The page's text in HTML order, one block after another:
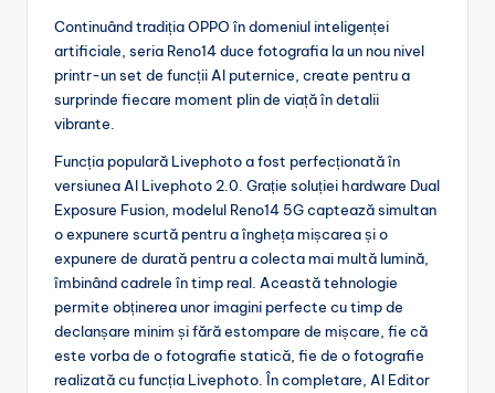
Continuând tradiția OPPO în domeniul inteligenței
artificiale, seria Reno14 duce fotografia la un nou nivel
printr-un set de funcții AI puternice, create pentru a
surprinde fiecare moment plin de viață în detalii
vibrante.
Funcția populară Livephoto a fost perfecționată în
versiunea AI Livephoto 2.0. Grație soluției hardware Dual
Exposure Fusion, modelul Reno14 5G captează simultan
o expunere scurtă pentru a îngheța mișcarea și o
expunere de durată pentru a colecta mai multă lumină,
îmbinând cadrele în timp real. Această tehnologie
permite obținerea unor imagini perfecte cu timp de
declanșare minim și fără estompare de mișcare, fie că
este vorba de o fotografie statică, fie de o fotografie
realizată cu funcția Livephoto. În completare, AI Editor